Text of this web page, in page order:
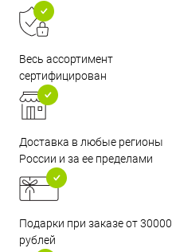
Весь ассортимент
сертифицирован
Доставка в любые регионы
России и за ее пределами
Подарки при заказе от 30000
рублей